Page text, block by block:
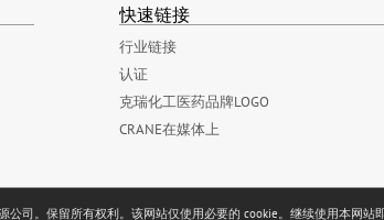
快速链接
行业链接
认证
克瑞化工医药品牌LOGO
CRANE在媒体上
司。保留所有权利。该网站仅使用必要的 cookie。继续使用本网站